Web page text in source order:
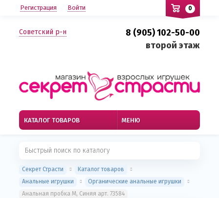
8 (905) 102-50-00
второй этаж
Советский р-н
Регистрация Войти
КАТАЛОГ ТОВАРОВ МЕНЮ
Секрет Страсти
Каталог товаров
Анальные игрушки
Органические анальные игрушки
Анальная пробка М, Синяя арт. 73584
0